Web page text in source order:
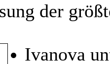
der
Ivanova